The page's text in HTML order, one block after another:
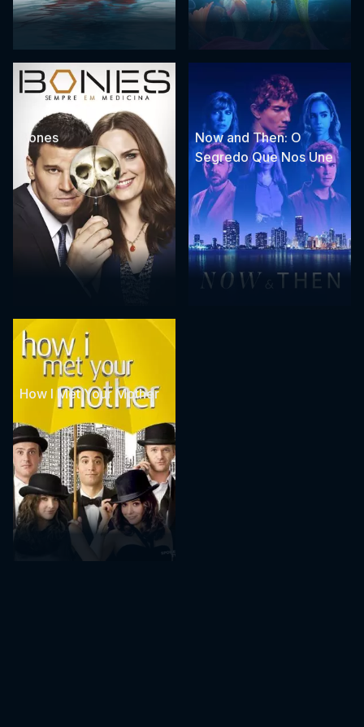
Bones Now and Then: O
Segredo Que Nos Une
How I Met Your Mother